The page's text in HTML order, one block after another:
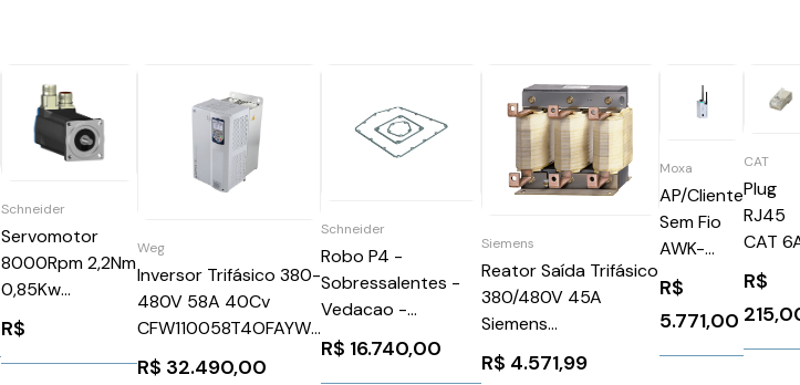
Schneider
Servomotor
8000Rpm 2,2Nm
0,85Kw
Ip65Schneider
BSH0702P31A2A
R$
Weg
Inversor Trifásico 380-
480V 58A 40Cv
CFW110058T4OFAYWZ
WEG Weg 11612894
R$ 32.490,00
Schneider
Robo P4 -
Sobressalentes -
Vedacao -
Schneider
VRKP4YYYYY00020
R$ 16.740,00
Siemens
Reator Saída Trifásico
380/480V 45A
Siemens
6SE64003TC038DD0
R$ 4.571,99
Moxa
AP/Cliente
Sem Fio
AWK-
1131A-US-
T
R$
5.771,00
CAT
Plug
RJ45
CAT
100
301-
R$